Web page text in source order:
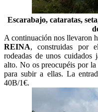
Escarabajo, cataratas,
A continuación nos llevaron
REINA, construidas por
rodeadas de unos
alto. No os preocupéis por la
para subir a ellas. La
40B/1€.